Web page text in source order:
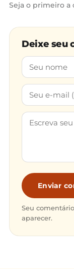
Seja o primeiro a
Deixe seu
Enviar
Seu
aparecer.